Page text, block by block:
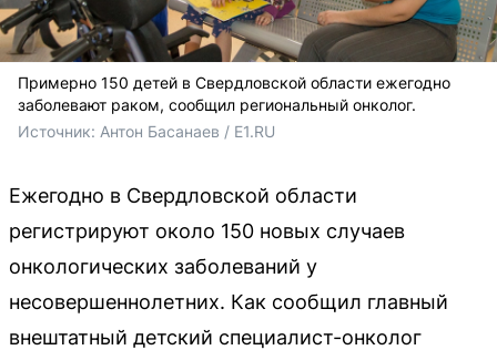
Примерно 150 детей в Свердловской области ежегодно
заболевают раком, сообщил региональный онколог.
Источник: Антон Басанаев / E1.RU
Ежегодно в Свердловской области
регистрируют около 150 новых случаев
онкологических заболеваний у
несовершеннолетних. Как сообщил главный
внештатный детский специалист-онколог